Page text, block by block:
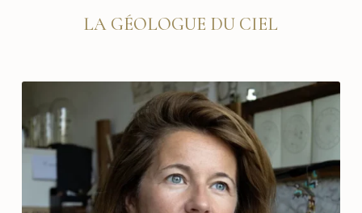
LA GÉOLOGUE DU CIEL